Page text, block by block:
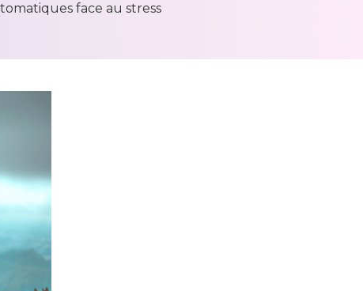
face au stress